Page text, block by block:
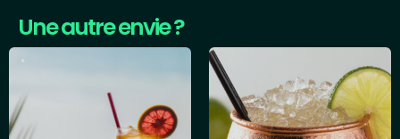
Une autre envie ?